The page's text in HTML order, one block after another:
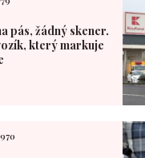
pás, žádný skener.
který markuje